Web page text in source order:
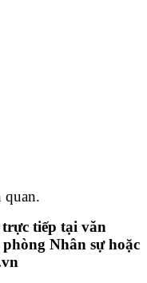
quan.
tiếp tại văn
Nhân sự hoặc